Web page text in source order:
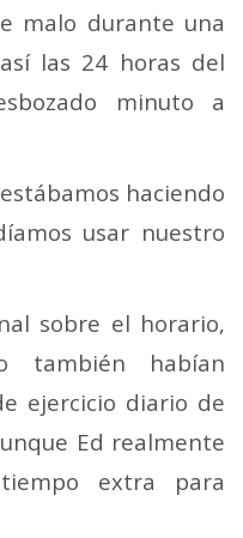
malo durante una
las 24 horas del
minuto a
haciendo
usar nuestro
sobre el horario,
también habían
ejercicio diario de
Ed realmente
extra para